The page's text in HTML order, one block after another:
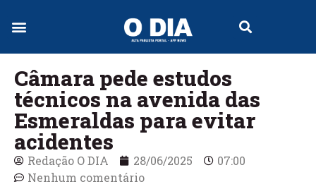
Câmara pede estudos
técnicos na avenida das
Esmeraldas para evitar
acidentes
Redação O DIA 28/06/2025
07:00
Nenhum comentário